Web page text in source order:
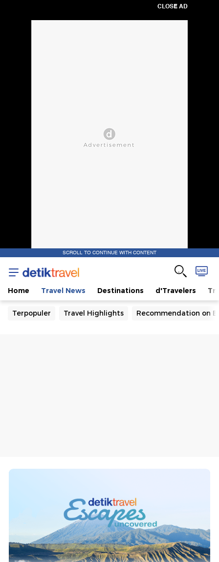
CLOSE AD
SCROLL TO CONTINUE WITH CONTENT
Home Travel News Destinations d'Travelers
Terpopuler Travel Highlights Recommendation on